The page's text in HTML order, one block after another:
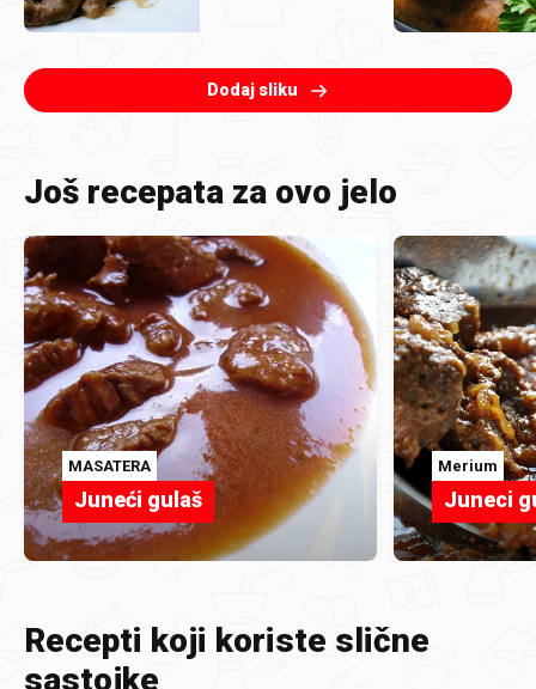
Dodaj sliku
Još recepata za ovo jelo
MASATERA
Juneći gulaš
Merium
Juneci
Recepti koji koriste slične
sastojke